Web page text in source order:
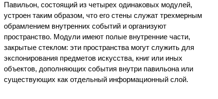
Павильон, состоящий из четырех одинаковых модулей,
устроен таким образом, что его стены служат трехмерным
обрамлением внутренних событий и организуют
пространство. Модули имеют полые внутренние части,
закрытые стеклом: эти пространства могут служить для
экспонирования предметов искусства, книг или иных
объектов, дополняющих события внутри павильона или
существующих как отдельный информационный слой.